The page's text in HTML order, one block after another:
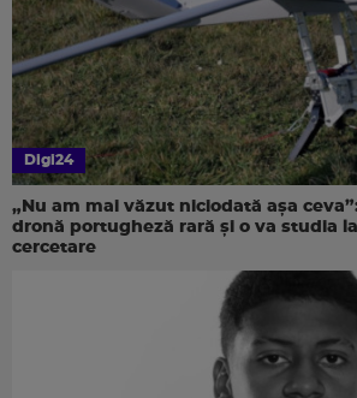
Digi24
„Nu am mai văzut niciodată așa
dronă portugheză rară și o va studia
cercetare